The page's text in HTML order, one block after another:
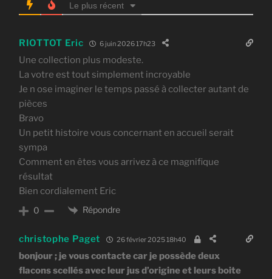
Le plus récent
RIOTTOT Eric 6 juin 2026 17h23
Une collection plus modeste.
La votre est tout simplement incroyable
Je n ose imaginer le temps passé à collecter autant de
pièces
Bravo
Un petit histoire vous concernant en accueil serait
sympa
Comment en êtes vous arrivez à ce magnifique
résultat
Bien cordialement Eric
0 Répondre
christophe Paget 26 février 2025 18h40
bonjour ; je vous contacte car je possède deux
flacons scellés avec leur jus d’origine et leurs boite